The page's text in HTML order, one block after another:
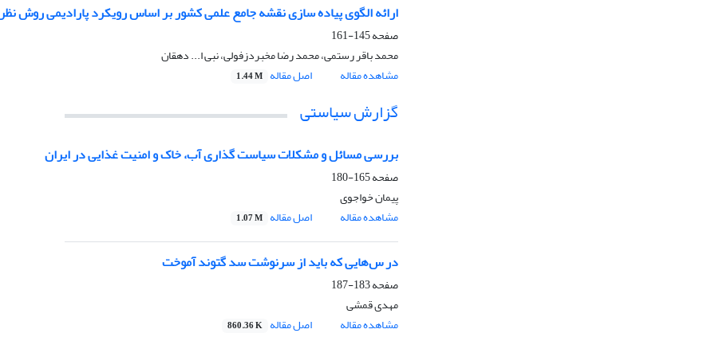
ارائه الگوی پیاده سازی نقشه جامع علمی کشور بر اساس رویکرد پارادیمی روش
صفحه145-161
محمد باقر رستمی، محمد رضا مخبردزفولی، نبی ا... دهقان
مشاهده مقاله
اصل مقاله 1.44 M
گزارش سیاستی
بررسی مسائل و مشکلات سیاست گذاری آب، خاک و امنیت غذایی در ایران
صفحه165-180
پیمان خواجوی
مشاهده مقاله
اصل مقاله 1.07 M
در س‌هایی که باید از سرنوشت سد گتوند آموخت
صفحه183-187
مهدی قمشی
مشاهده مقاله
اصل مقاله 860.36 K